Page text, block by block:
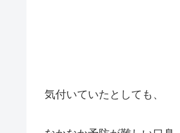
気付いていたとしても、